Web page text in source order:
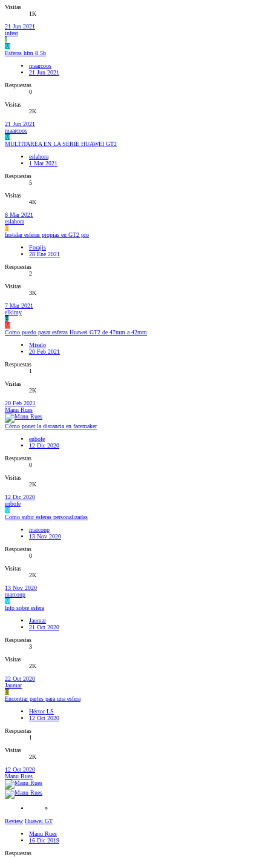
Visitas
1K
21 Jun 2021
infest
I
M
Esferas hfm 8.5b
maarcoos
21 Jun 2021
Respuestas
0
Visitas
2K
21 Jun 2021
maarcoos
M
MULTITAREA EN LA SERIE HUAWEI GT2
eslahora
1 Mar 2021
Respuestas
5
Visitas
4K
8 Mar 2021
eslahora
F
Instalar esferas propias en GT2 pro
Forajis
28 Ene 2021
Respuestas
2
Visitas
3K
7 Mar 2021
elkimy
E
M
Como puedo pasar esferas Huawei GT2 de 47mm a 42mm
Misalo
20 Feb 2021
Respuestas
1
Visitas
2K
20 Feb 2021
Manu Rues
Cómo poner la distancia en facemaker
enbofe
12 Dic 2020
Respuestas
0
Visitas
2K
12 Dic 2020
enbofe
M
Como subir esferas personalizadas
marconp
13 Nov 2020
Respuestas
0
Visitas
2K
13 Nov 2020
marconp
M
Info sobre esfera
Jaumar
21 Oct 2020
Respuestas
3
Visitas
2K
22 Oct 2020
Jaumar
H
Encontrar partes para una esfera
Héctor LS
12 Oct 2020
Respuestas
1
Visitas
2K
12 Oct 2020
Manu Rues
Review Huawei GT
Manu Rues
16 Dic 2019
Respuestas